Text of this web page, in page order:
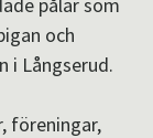
och
i Långserud.
föreningar,